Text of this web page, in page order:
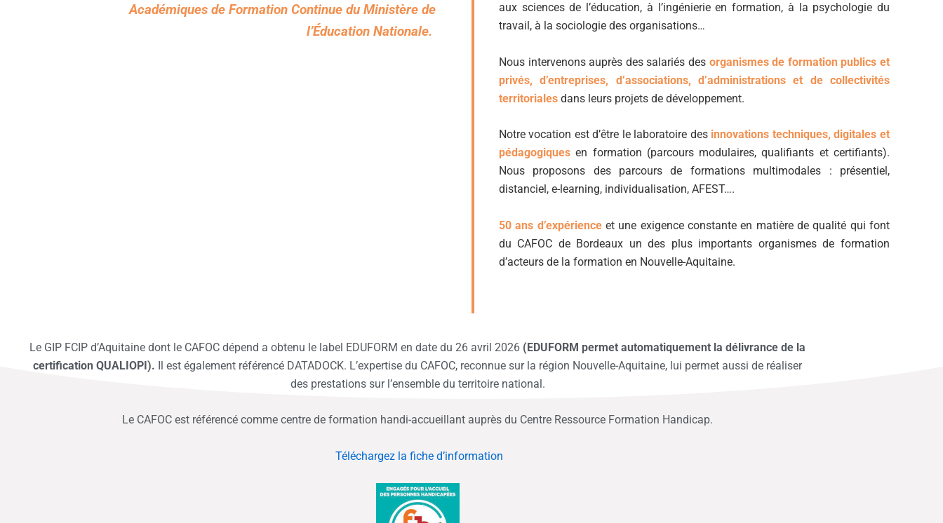
Académiques de Formation Continue du Ministère de
l’Éducation Nationale.
aux sciences de l’éducation, à l’ingénierie en formation, à la psychologie du
travail, à la sociologie des organisations…
Nous intervenons auprès des salariés des organismes de formation publics et
privés, d’entreprises, d’associations, d’administrations et de collectivités
territorialesdans leurs projets de développement.
Notre vocation est d’être le laboratoire desinnovations techniques, digitales et
pédagogiquesen formation (parcours modulaires, qualifiants et certifiants).
Nous proposons des parcours de formations multimodales : présentiel,
distanciel, e-learning, individualisation, AFEST….
50 ans d’expérience et une exigence constante en matière de qualité qui font
du CAFOC de Bordeaux un des plus importants organismes de formation
d’acteurs de la formation en Nouvelle-Aquitaine.
Le GIP FCIP d’Aquitaine dont le CAFOC dépend a obtenu le label EDUFORM en date du 26 avril 2026 (EDUFORM permet automatiquement la délivrance de la
certification QUALIOPI). Il est également référencé DATADOCK. L’expertise du CAFOC, reconnue sur la région Nouvelle-Aquitaine, lui permet aussi de réaliser
des prestations sur l’ensemble du territoire national.
Le CAFOC est référencé comme centre de formation handi-accueillant auprès du Centre Ressource Formation Handicap.
Téléchargez la fiche d’information